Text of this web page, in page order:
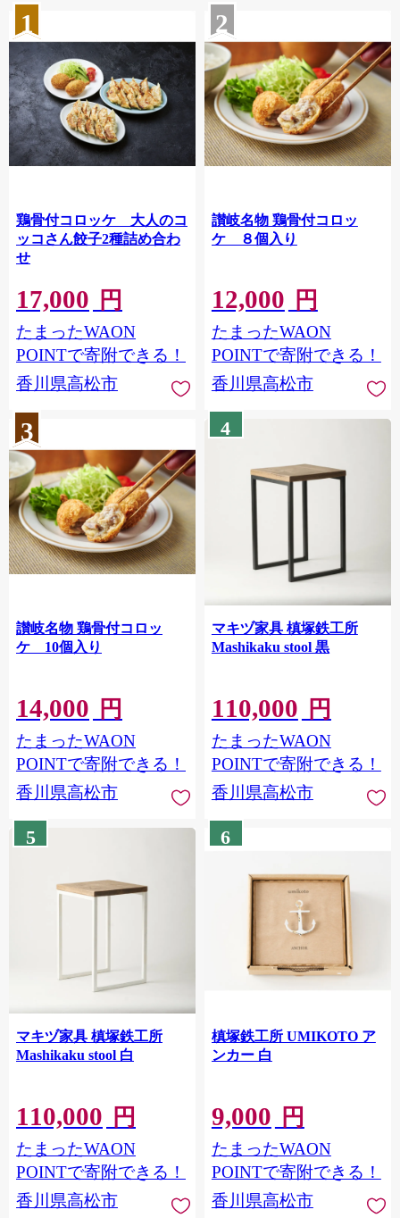
1
鶏骨付コロッケ 大人のコ
ッコさん餃子2種詰め合わ
せ
17,000 円
たまったWAON
POINTで寄附できる！
香川県高松市
2
讃岐名物 鶏骨付コロッ
ケ ８個入り
12,000 円
たまったWAON
POINTで寄附できる！
香川県高松市
3
讃岐名物 鶏骨付コロッ
ケ 10個入り
14,000 円
たまったWAON
POINTで寄附できる！
香川県高松市
4
マキヅ家具 槙塚鉄工所
Mashikaku stool 黒
110,000 円
たまったWAON
POINTで寄附できる！
香川県高松市
5
マキヅ家具 槙塚鉄工所
Mashikaku stool 白
110,000 円
たまったWAON
POINTで寄附できる！
香川県高松市
6
槙塚鉄工所 UMIKOTO ア
ンカー 白
9,000 円
たまったWAON
POINTで寄附できる！
香川県高松市